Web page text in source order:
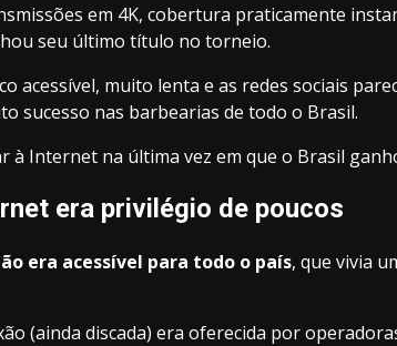
em 4K, cobertura praticamente
seu último título no torneio.
acessível, muito lenta e as redes sociais
sucesso nas barbearias de todo o Brasil.
à Internet na última vez em que o Brasil
era privilégio de poucos
era acessível para todo o país, que vivia
(ainda discada) era oferecida por